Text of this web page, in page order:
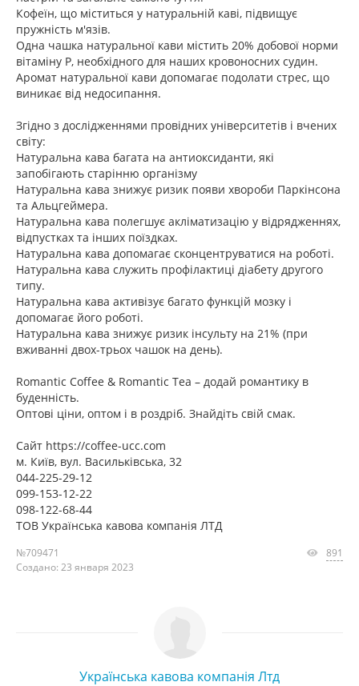
Кофеїн, що міститься у натуральній каві, підвищує
пружність м'язів.
Одна чашка натуральної кави містить 20% добової норми
вітаміну Р, необхідного для наших кровоносних судин.
Аромат натуральної кави допомагає подолати стрес, що
виникає від недосипання.
Згідно з дослідженнями провідних університетів і вчених
світу:
Натуральна кава багата на антиоксиданти, які
запобігають старінню організму
Натуральна кава знижує ризик появи хвороби Паркінсона
та Альцгеймера.
Натуральна кава полегшує акліматизацію у відрядженнях,
відпустках та інших поїздках.
Натуральна кава допомагає сконцентруватися на роботі.
Натуральна кава служить профілактиці діабету другого
типу.
Натуральна кава активізує багато функцій мозку і
допомагає його роботі.
Натуральна кава знижує ризик інсульту на 21% (при
вживанні двох-трьох чашок на день).
Romantic Coffee & Romantic Tea – додай романтику в
буденність.
Оптові ціни, оптом і в роздріб. Знайдіть свій смак.
Сайт https://coffee-ucc.com
м. Київ, вул. Васильківська, 32
044-225-29-12
099-153-12-22
098-122-68-44
ТОВ Українська кавова компанія ЛТД
№709471
Создано: 23 января 2023
891
Українська кавова компанія Лтд